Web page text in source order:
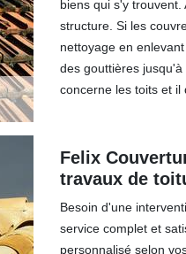
biens qui s'y
structure. Si les
nettoyage en
des gouttières
concerne les toits et il
Felix
travaux de
Besoin d'une
service complet et
personnalisé selon